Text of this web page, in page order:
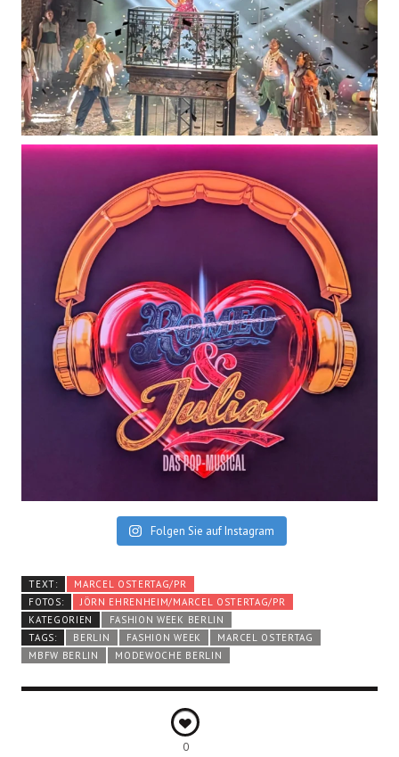
Folgen Sie auf Instagram
TEXT:
MARCEL OSTERTAG/PR
FOTOS:
JÖRN EHRENHEIM/MARCEL OSTERTAG/PR
KATEGORIEN
FASHION WEEK BERLIN
TAGS:
BERLIN FASHION WEEK
MARCEL OSTERTAG
MBFW BERLIN
MODEWOCHE BERLIN
0